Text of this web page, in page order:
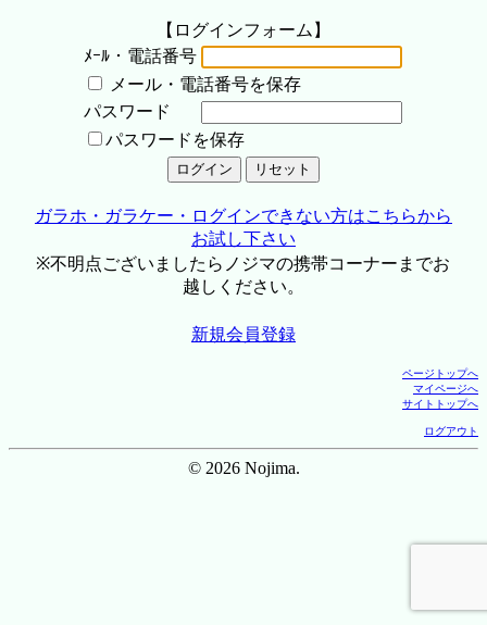
【ログインフォーム】
ﾒｰﾙ・電話番号
メール・電話番号を保存
パスワード
パスワードを保存
ガラホ・ガラケー・ログインできない方はこちらから
お試し下さい
※不明点ございましたらノジマの携帯コーナーまでお
越しください。
新規会員登録
ページトップへ
マイページへ
サイトトップへ
ログアウト
© 2026 Nojima.